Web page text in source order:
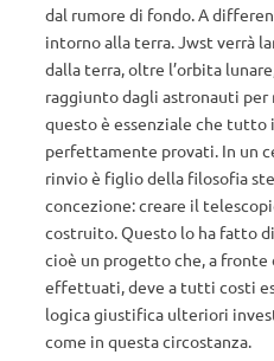
dal rumore di fondo. A
intorno alla terra. Jwst verrà
dalla terra, oltre l’orbita
raggiunto dagli astronauti per
questo è essenziale che tutto
perfettamente provati. In un
rinvio è figlio della filosofia
concezione: creare il
costruito. Questo lo ha fatto
cioè un progetto che, a
effettuati, deve a tutti costi
logica giustifica ulteriori
come in questa circostanza.